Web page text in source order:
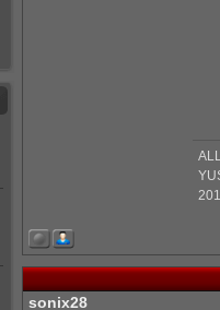
sonix28